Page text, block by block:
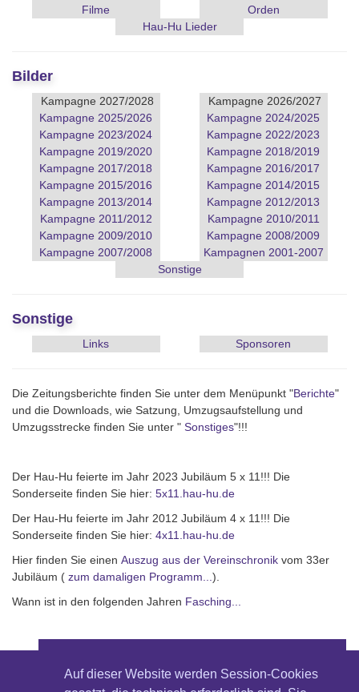
Auf dieser Website werden Session-Cookies
Filme
Orden
Hau-Hu Lieder
Bilder
Kampagne 2027/2028
Kampagne 2026/2027
Kampagne 2025/2026
Kampagne 2024/2025
Kampagne 2023/2024
Kampagne 2022/2023
Kampagne 2019/2020
Kampagne 2018/2019
Kampagne 2017/2018
Kampagne 2016/2017
Kampagne 2015/2016
Kampagne 2014/2015
Kampagne 2013/2014
Kampagne 2012/2013
Kampagne 2011/2012
Kampagne 2010/2011
Kampagne 2009/2010
Kampagne 2008/2009
Kampagne 2007/2008
Kampagnen 2001-2007
Sonstige
Sonstige
Links Sponsoren
Die Zeitungsberichte finden Sie unter dem Menüpunkt "Berichte"
und die Downloads, wie Satzung, Umzugsaufstellung und
Umzugsstrecke finden Sie unter " Sonstiges"!!!
Der Hau-Hu feierte im Jahr 2023 Jubiläum 5 x 11!!! Die
Sonderseite finden Sie hier: 5x11.hau-hu.de
Der Hau-Hu feierte im Jahr 2012 Jubiläum 4 x 11!!! Die
Sonderseite finden Sie hier: 4x11.hau-hu.de
Hier finden Sie einen Auszug aus der Vereinschronik vom 33er
Jubiläum ( zum damaligen Programm... ).
Wann ist in den folgenden Jahren Fasching...